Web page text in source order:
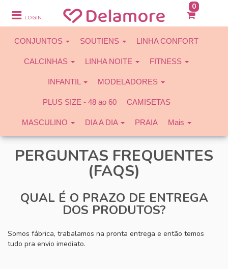
CONJUNTOS
INFANTIL
MODELADORES
CAMISETAS
DIA A DIA
LOGIN
0
CONJUNTOS SOUTIENS LINHA CONFORT
CALCINHAS LINHA NOITE FITNESS
INFANTIL MODELADORES
PLUS SIZE - 48 ao 60 CAMISETAS
MASCULINO DIA A DIA PRAIA Mais
PERGUNTAS FREQUENTES
(FAQS)
QUAL É O PRAZO DE ENTREGA
DOS PRODUTOS?
Somos fábrica, trabalamos na pronta entrega e então temos
tudo pra envio imediato.